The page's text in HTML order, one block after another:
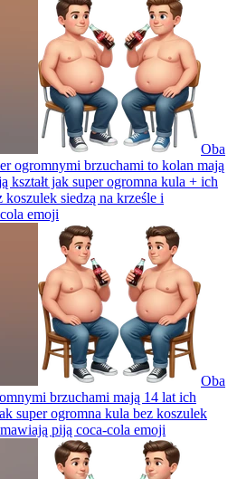
Oba
ogromnymi brzuchami to kolan mają
kształt jak super ogromna kula + ich
koszulek siedzą na krześle i
emoji
Oba
brzuchami mają 14 lat ich
super ogromna kula bez koszulek
piją coca-cola emoji